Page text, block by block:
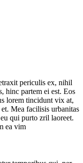
periculis ex, nihil
hinc partem ei est. Eos
lorem tincidunt vix at,
Mea facilisis urbanitas
qui purto zril laoreet.
ea vim